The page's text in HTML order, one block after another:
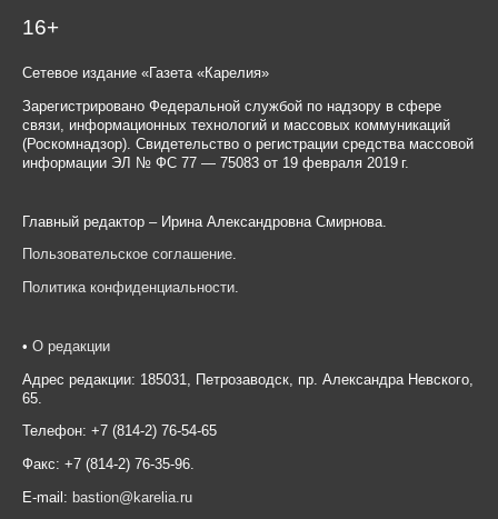
16+
Сетевое издание «Газета «Карелия»
Зарегистрировано Федеральной службой по надзору в сфере
связи, информационных технологий и массовых коммуникаций
(Роскомнадзор). Свидетельство о регистрации средства массовой
информации ЭЛ № ФС 77 — 75083 от 19 февраля 2019 г.
Главный редактор – Ирина Александровна Смирнова.
Пользовательское соглашение.
Политика конфиденциальности.
• О редакции
Адрес редакции: 185031, Петрозаводск, пр. Александра Невского,
65.
Телефон: +7 (814-2) 76-54-65
Факс: +7 (814-2) 76-35-96.
E-mail: bastion@karelia.ru